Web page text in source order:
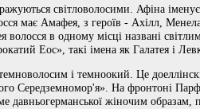
світловолосими. Афіна
має Амафея, з героїв - Ахілл,
волосся в одному місці названі
Еос», такі імена як Галатея і
і темноокий. Це
Середземномор'я». На фронтоні
давньогерманської жіночим